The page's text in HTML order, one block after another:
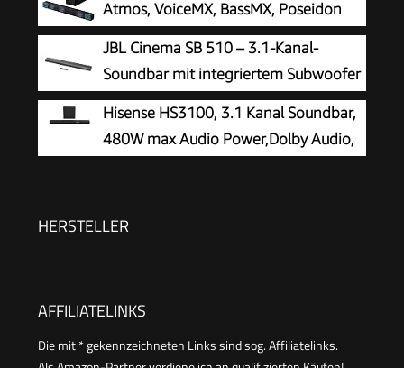
Atmos, VoiceMX, BassMX, Poseidon
M60 Boom
JBL Cinema SB 510 – 3.1-Kanal-
Soundbar mit integriertem Subwoofer
für Heimkino Sound-System – Mit
Bluetooth-Musik-Streaming und Dolby Audio –
Schwarz
Hisense HS3100, 3.1 Kanal Soundbar,
480W max Audio Power,Dolby Audio,
HERSTELLER
AFFILIATELINKS
Die mit * gekennzeichneten Links sind sog. Affiliatelinks.